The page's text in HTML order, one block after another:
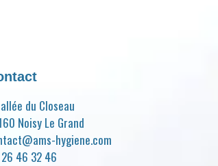
du Closeau
Noisy Le Grand
hygiene.com
46 32 46